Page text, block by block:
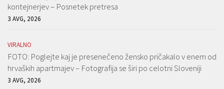
kontejnerjev – Posnetek pretresa
3 AVG, 2026
VIRALNO
FOTO: Poglejte kaj je presenečeno žensko pričakalo v enem od
hrvaških apartmajev – Fotografija se širi po celotni Sloveniji
3 AVG, 2026